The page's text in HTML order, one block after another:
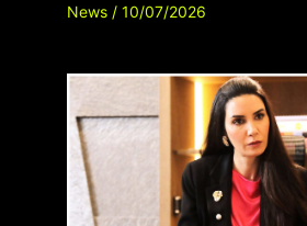
News/ 10/07/2026